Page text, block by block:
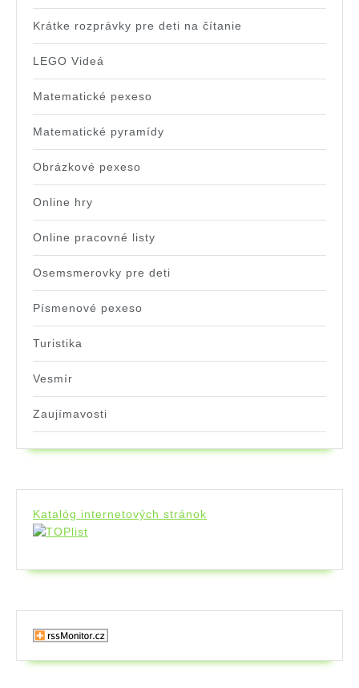
Krátke rozprávky pre deti na čítanie
LEGO Videá
Matematické pexeso
Matematické pyramídy
Obrázkové pexeso
Online hry
Online pracovné listy
Osemsmerovky pre deti
Písmenové pexeso
Turistika
Vesmír
Zaujímavosti
Katalóg internetových stránok